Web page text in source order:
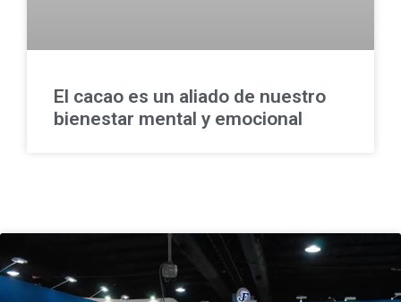
El cacao es un aliado de nuestro
bienestar mental y emocional